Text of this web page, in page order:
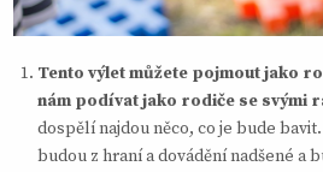
Tento výlet můžete pojmout jako
nám podívat jako rodiče se svými
dospělí najdou něco, co je bude
budou z hraní a dovádění nadšené a